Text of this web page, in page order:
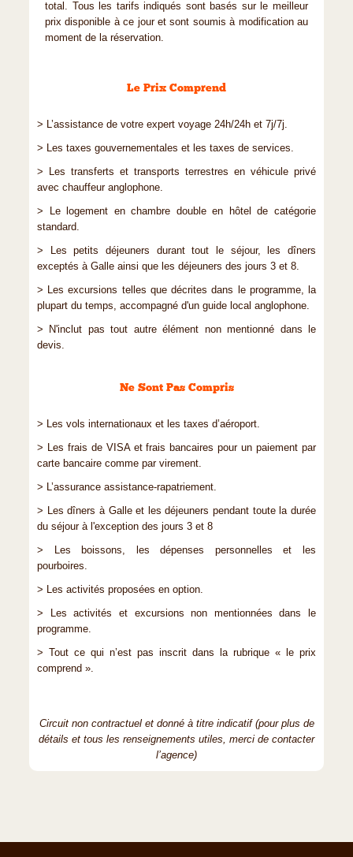
total. Tous les tarifs indiqués sont basés sur le meilleur
prix disponible à ce jour et sont soumis à modification au
moment de la réservation.
Le Prix Comprend
> L’assistance de votre expert voyage 24h/24h et 7j/7j.
> Les taxes gouvernementales et les taxes de services.
> Les transferts et transports terrestres en véhicule privé
avec chauffeur anglophone.
> Le logement en chambre double en hôtel de catégorie
standard.
> Les petits déjeuners durant tout le séjour, les dîners
exceptés à Galle ainsi que les déjeuners des jours 3 et 8.
> Les excursions telles que décrites dans le programme, la
plupart du temps, accompagné d'un guide local anglophone.
> N'inclut pas tout autre élément non mentionné dans le
devis.
Ne Sont Pas Compris
> Les vols internationaux et les taxes d’aéroport.
> Les frais de VISA et frais bancaires pour un paiement par
carte bancaire comme par virement.
> L’assurance assistance-rapatriement.
> Les dîners à Galle et les déjeuners pendant toute la durée
du séjour à l'exception des jours 3 et 8
> Les boissons, les dépenses personnelles et les
pourboires.
> Les activités proposées en option.
> Les activités et excursions non mentionnées dans le
programme.
> Tout ce qui n’est pas inscrit dans la rubrique « le prix
comprend ».
Circuit non contractuel et donné à titre indicatif (pour plus de
détails et tous les renseignements utiles, merci de contacter
l’agence)